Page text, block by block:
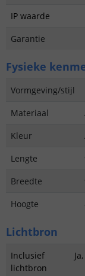
IP waarde
Garantie
Fysieke
Vormgeving/stijl
Materiaal
Kleur
Lengte
Breedte
Hoogte
Lichtbron
Inclusief
lichtbron